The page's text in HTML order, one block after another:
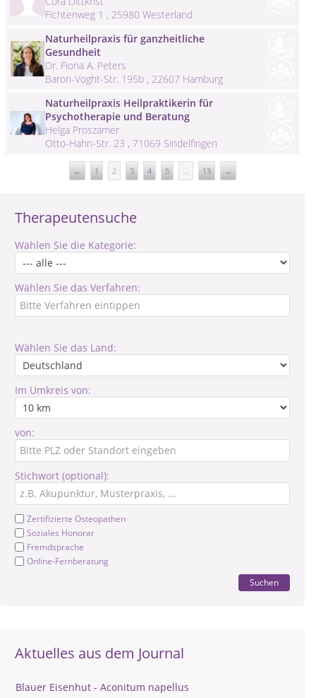
Therapeutensuche
Wählen Sie die Kategorie:
Wählen Sie das Verfahren:
Wählen Sie das Land:
Im Umkreis von:
von:
Stichwort (optional):
Zertifizierte Osteopathen
Soziales Honorar
Fremdsprache
Online-Fernberatung
Suchen
Aktuelles aus dem Journal
Blauer Eisenhut - Aconitum napellus
Fichtenweg 1 , 25980 Westerland
Naturheilpraxis für ganzheitliche
Gesundheit
Dr. Fiona A. Peters
Baron-Voght-Str. 195b , 22607 Hamburg
Naturheilpraxis Heilpraktikerin für
Psychotherapie und Beratung
Helga Proszamer
Otto-Hahn-Str. 23 , 71069 Sindelfingen
← 1 2 3 4 5 ... 13 →